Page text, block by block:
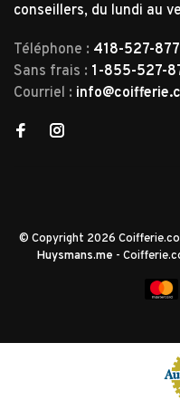
conseillers, du lundi au
Téléphone : 418-527-
Sans frais : 1-855-527-
Courriel :
© Copyright 2026
Huysmans.me -